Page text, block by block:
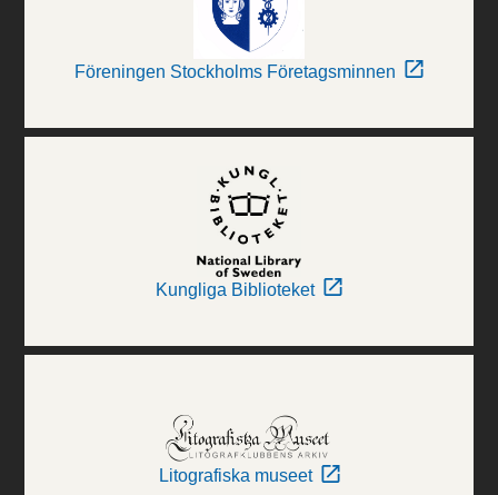
Föreningen Stockholms Företagsminnen
Kungliga Biblioteket
Litografiska museet